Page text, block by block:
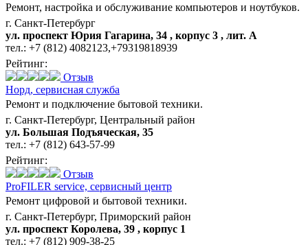
Ремонт, настройка и обслуживание компьютеров и ноутбуков.
г. Санкт-Петербург
ул. проспект Юрия Гагарина, 34 , корпус 3 , лит. А
тел.: +7 (812) 4082123,+79319818939
Рейтинг:
Отзыв
Норд, сервисная служба
Ремонт и подключение бытовой техники.
г. Санкт-Петербург, Центральный район
ул. Большая Подъяческая, 35
тел.: +7 (812) 643-57-99
Рейтинг:
Отзыв
ProFILER service, сервисный центр
Ремонт цифровой и бытовой техники.
г. Санкт-Петербург, Приморский район
ул. проспект Королева, 39 , корпус 1
тел.: +7 (812) 909-38-25